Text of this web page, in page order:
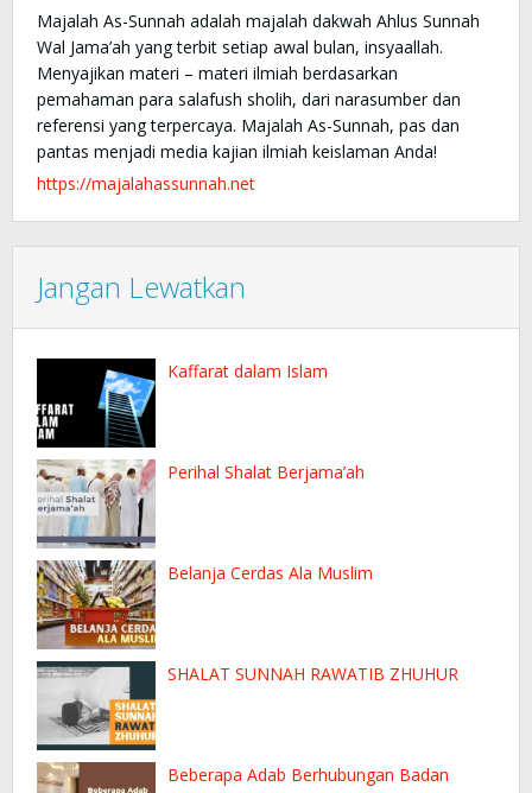
Majalah As-Sunnah adalah majalah dakwah Ahlus Sunnah
Wal Jama’ah yang terbit setiap awal bulan, insyaallah.
Menyajikan materi – materi ilmiah berdasarkan
pemahaman para salafush sholih, dari narasumber dan
referensi yang terpercaya. Majalah As-Sunnah, pas dan
pantas menjadi media kajian ilmiah keislaman Anda!
https://majalahassunnah.net
Jangan Lewatkan
Kaffarat dalam Islam
Perihal Shalat Berjama’ah
Belanja Cerdas Ala Muslim
SHALAT SUNNAH RAWATIB ZHUHUR
Beberapa Adab Berhubungan Badan